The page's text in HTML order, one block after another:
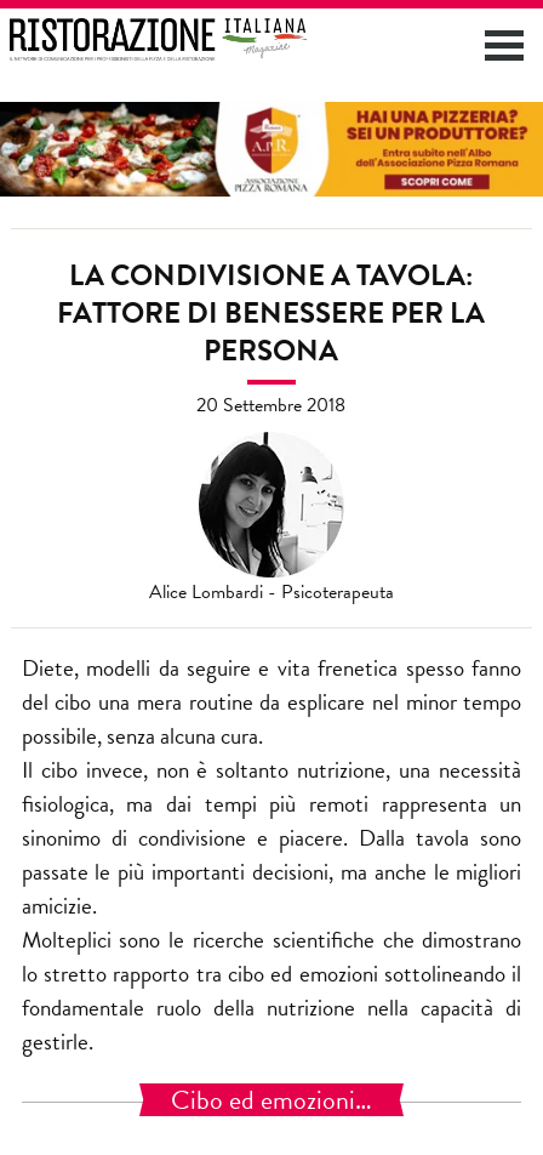
LA CONDIVISIONE A TAVOLA:
FATTORE DI BENESSERE PER LA
PERSONA
20 Settembre 2018
Alice Lombardi - Psicoterapeuta
Diete, modelli da seguire e vita frenetica spesso fanno
del cibo una mera routine da esplicare nel minor tempo
possibile, senza alcuna cura.
Il cibo invece, non è soltanto nutrizione, una necessità
fisiologica, ma dai tempi più remoti rappresenta un
sinonimo di condivisione e piacere. Dalla tavola sono
passate le più importanti decisioni, ma anche le migliori
amicizie.
Molteplici sono le ricerche scientifiche che dimostrano
lo stretto rapporto tra cibo ed emozioni sottolineando il
fondamentale ruolo della nutrizione nella capacità di
gestirle.
Cibo ed emozioni…